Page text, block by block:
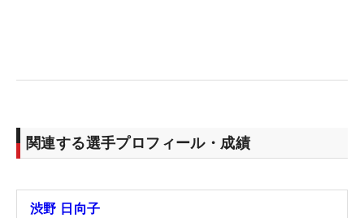
関連する選手プロフィール・成績
渋野 日向子